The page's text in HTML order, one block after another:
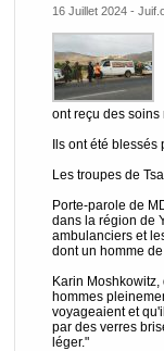
16 Juillet 2024 -
ont reçu des soins
Ils ont été
Les troupes de
Porte-parole de
dans la région de
ambulanciers et
dont un homme
Karin
hommes
voyageaient et
par des verres
léger."